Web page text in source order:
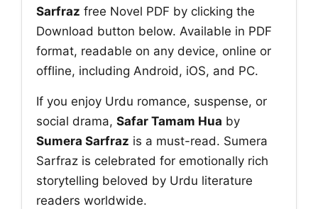
Sarfraz free Novel PDF by clicking the
Download button below. Available in PDF
format, readable on any device, online or
offline, including Android, iOS, and PC.
If you enjoy Urdu romance, suspense, or
social drama, Safar Tamam Hua by
Sumera Sarfraz is a must-read. Sumera
Sarfraz is celebrated for emotionally rich
storytelling beloved by Urdu literature
readers worldwide.